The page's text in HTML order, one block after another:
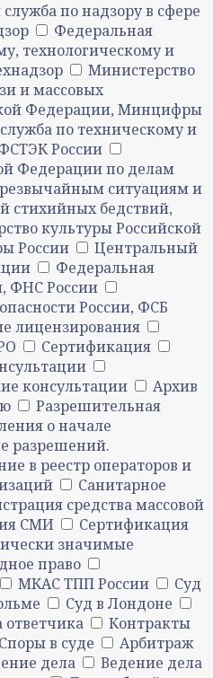
по надзору в сфере
Федеральная
технологическому и
Министерство
и массовых
Федерации, Минцифры
по техническому и
России
Федерации по делам
ситуациям и
стихийных бедствий,
культуры Российской
России
Центральный
Федеральная
ФНС России
России, ФСБ
лицензирования
Сертификация
консультации
Архив
Разрешительная
о начале
разрешений.
в реестр операторов и
Санитарное
средства массовой
СМИ
Сертификация
значимые
право
МКАС ТПП России
Суд
Суд в Лондоне
Контракты
Споры в суде
Арбитраж
дела
Ведение дела